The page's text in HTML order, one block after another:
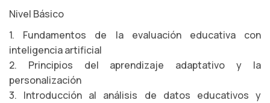
Nivel Básico
1. Fundamentos de la evaluación educativa con
inteligencia artificial
2. Principios del aprendizaje adaptativo y la
personalización
3. Introducción al análisis de datos educativos y